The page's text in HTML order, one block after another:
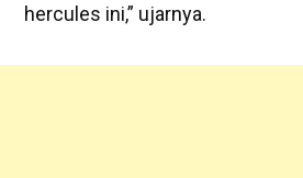
hercules ini,” ujarnya.